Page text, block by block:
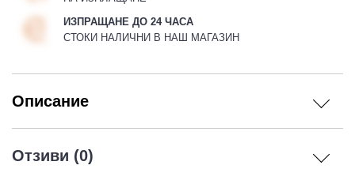
ИЗПРАЩАНЕ ДО 24 ЧАСА
СТОКИ НАЛИЧНИ В НАШ МАГАЗИН
Описание
Отзиви (0)